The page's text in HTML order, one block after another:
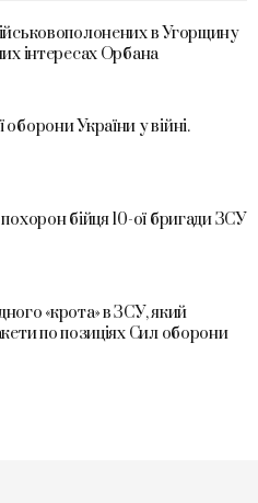
в Угорщину
інтересах Орбана
України у війні.
бійця 10-ої бригади ЗСУ
«крота» в ЗСУ, який
по позиціях Сил оборони